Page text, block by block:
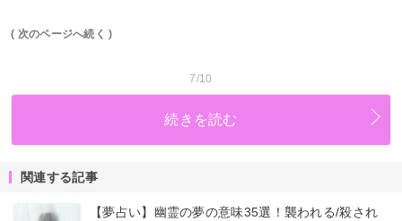
( 次のページへ続く )
7/10
続きを読む
関連する記事
【夢占い】幽霊の夢の意味35選！襲われる/殺され